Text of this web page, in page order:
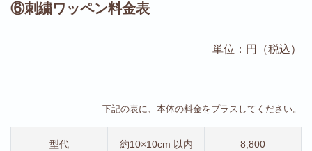
⑥刺繍ワッペン料金表
単位：円（税込）
下記の表に、本体の料金をプラスしてください。
型代 約10×10cm 以内 8,800